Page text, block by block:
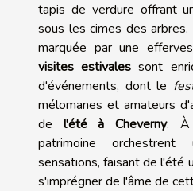
tapis de verdure offrant
sous les cimes des
marquée par une
visites estivales sont
d'événements, dont le
mélomanes et amateurs
de l'été à Cheverny. À
patrimoine
sensations, faisant de l'été
s'imprégner de l'âme de